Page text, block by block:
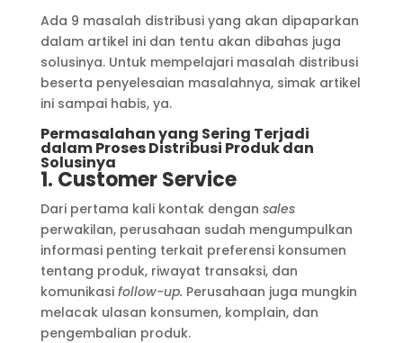
Ada 9 masalah distribusi yang akan dipaparkan
dalam artikel ini dan tentu akan dibahas juga
solusinya. Untuk mempelajari masalah distribusi
beserta penyelesaian masalahnya, simak artikel
ini sampai habis, ya.
Permasalahan yang Sering Terjadi
dalam Proses Distribusi Produk dan
Solusinya
1. Customer Service
Dari pertama kali kontak dengan sales
perwakilan, perusahaan sudah mengumpulkan
informasi penting terkait preferensi konsumen
tentang produk, riwayat transaksi, dan
komunikasi follow-up. Perusahaan juga mungkin
melacak ulasan konsumen, komplain, dan
pengembalian produk.